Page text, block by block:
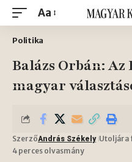
Aa
Politika
Balázs Orbán: Az
magyar
SzerzőAndrás Székely Utoljára
4 perces olvasmány